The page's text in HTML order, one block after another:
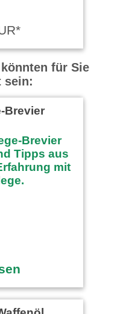
für Sie
sein:
Brevier